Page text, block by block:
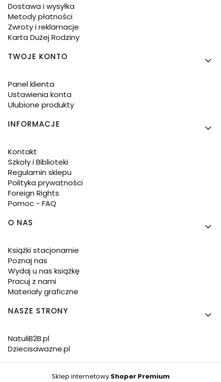
Dostawa i wysyłka
Metody płatności
Zwroty i reklamacje
Karta Dużej Rodziny
TWOJE KONTO
Panel klienta
Ustawienia konta
Ulubione produkty
INFORMACJE
Kontakt
Szkoły i Biblioteki
Regulamin sklepu
Polityka prywatności
Foreign Rights
Pomoc - FAQ
O NAS
Książki stacjonarnie
Poznaj nas
Wydaj u nas książkę
Pracuj z nami
Materiały graficzne
NASZE STRONY
NatuliB2B.pl
Dziecisawazne.pl
Sklep internetowy Shoper Premium